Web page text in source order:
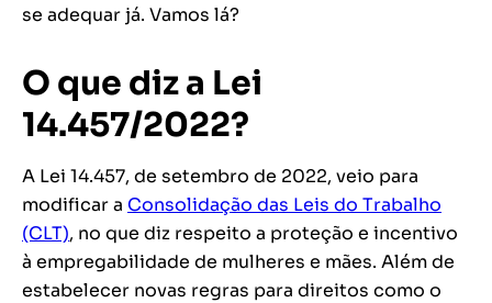
se adequar já. Vamos lá?
O que diz a Lei
14.457/2022?
A Lei 14.457, de setembro de 2022, veio para
modificar a Consolidação das Leis do Trabalho
(CLT), no que diz respeito a proteção e incentivo
à empregabilidade de mulheres e mães. Além de
estabelecer novas regras para direitos como o